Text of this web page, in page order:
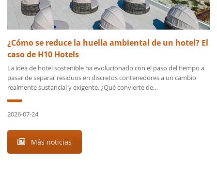
¿Cómo se reduce la huella ambiental de un hotel? El
caso de H10 Hotels
La idea de hotel sostenible ha evolucionado con el paso del tiempo a
pasar de separar residuos en discretos contenedores a un cambio
realmente sustancial y exigente. ¿Qué convierte de…
2026-07-24
Más noticias